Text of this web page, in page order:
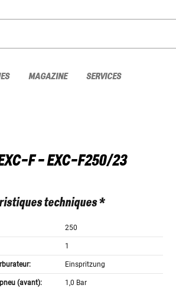
MAGAZINE SERVICES
F - EXC-F250/23
techniques *
250
1
Einspritzung
(avant): 1,0 Bar